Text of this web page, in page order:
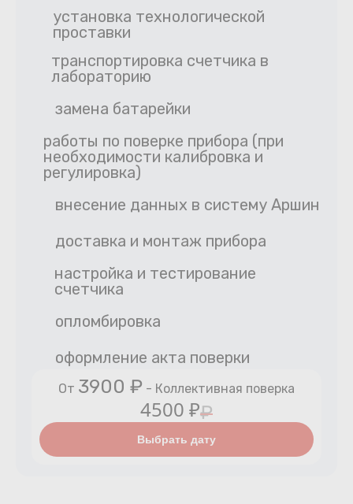
установка технологической
проставки
транспортировка счетчика в
лабораторию
замена батарейки
работы по поверке прибора (при
необходимости калибровка и
регулировка)
внесение данных в систему Аршин
доставка и монтаж прибора
настройка и тестирование
счетчика
опломбировка
оформление акта поверки
От 3900 ₽ - Коллективная поверка
4500 ₽₽
Выбрать дату